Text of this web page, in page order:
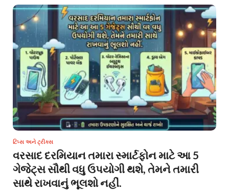
ટિપ્સ અને ટ્રીક્સ
વરસાદ દરમિયાન તમારા સ્માર્ટફોન માટે આ 5
ગેજેટ્સ સૌથી વધુ ઉપયોગી થશે, તેમને તમારી
સાથે રાખવાનું ભૂલશો નહીં.